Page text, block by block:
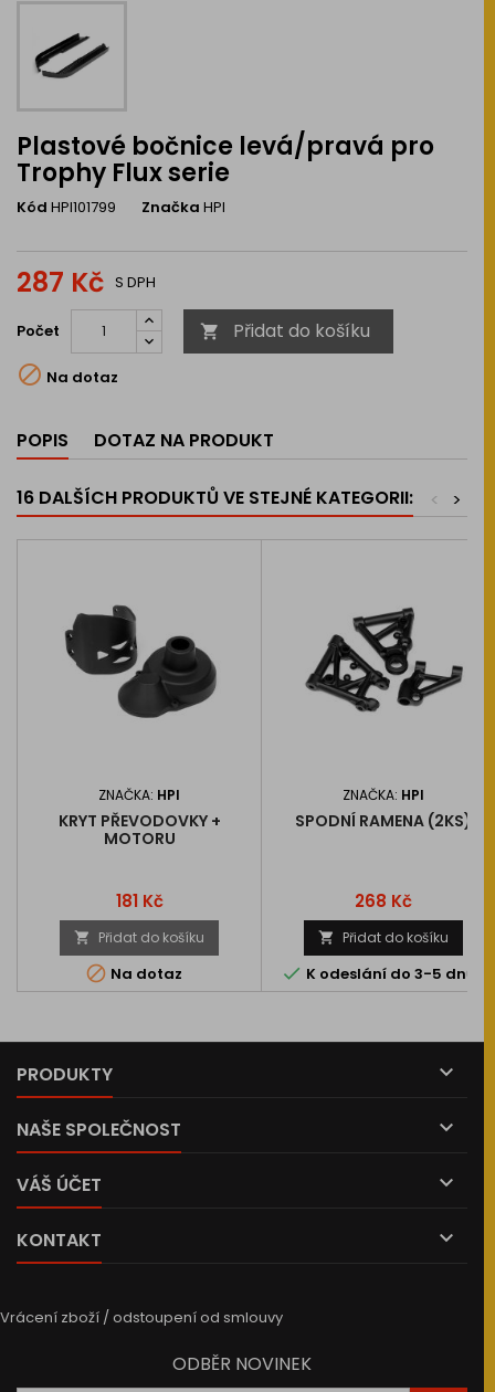
Plastové bočnice levá/pravá pro
Trophy Flux serie
Kód HPI101799 Značka HPI
287 Kč S DPH
Počet  Přidat do košíku
 Na dotaz
POPIS DOTAZ NA PRODUKT
16 DALŠÍCH PRODUKTŮ VE STEJNÉ KATEGORII: >
<
ZNAČKA: HPI
KRYT PŘEVODOVKY +
MOTORU
Cena
181 Kč
 Přidat do košíku
 Na dotaz
ZNAČKA: HPI
SPODNÍ RAMENA (2KS)
Cena
268 Kč
 Přidat do košíku
 K odeslání do 3-5 dnů
PRODUKTY 
NAŠE SPOLEČNOST 
VÁŠ ÚČET 
KONTAKT 
Vrácení zboží / odstoupení od smlouvy
ODBĚR NOVINEK